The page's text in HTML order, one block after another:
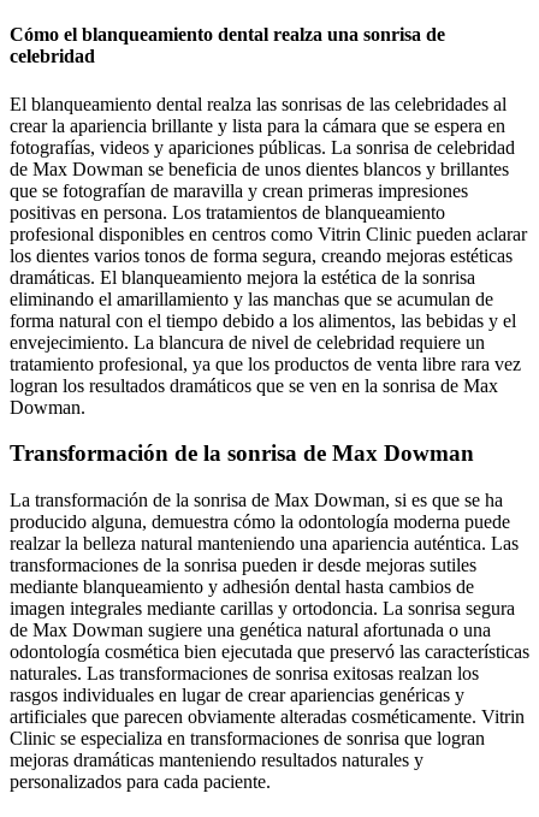
Cómo el blanqueamiento dental realza una sonrisa de
celebridad
El blanqueamiento dental realza las sonrisas de las celebridades al
crear la apariencia brillante y lista para la cámara que se espera en
fotografías, videos y apariciones públicas. La sonrisa de celebridad
de Max Dowman se beneficia de unos dientes blancos y brillantes
que se fotografían de maravilla y crean primeras impresiones
positivas en persona. Los tratamientos de blanqueamiento
profesional disponibles en centros como Vitrin Clinic pueden aclarar
los dientes varios tonos de forma segura, creando mejoras estéticas
dramáticas. El blanqueamiento mejora la estética de la sonrisa
eliminando el amarillamiento y las manchas que se acumulan de
forma natural con el tiempo debido a los alimentos, las bebidas y el
envejecimiento. La blancura de nivel de celebridad requiere un
tratamiento profesional, ya que los productos de venta libre rara vez
logran los resultados dramáticos que se ven en la sonrisa de Max
Dowman.
Transformación de la sonrisa de Max Dowman
La transformación de la sonrisa de Max Dowman, si es que se ha
producido alguna, demuestra cómo la odontología moderna puede
realzar la belleza natural manteniendo una apariencia auténtica. Las
transformaciones de la sonrisa pueden ir desde mejoras sutiles
mediante blanqueamiento y adhesión dental hasta cambios de
imagen integrales mediante carillas y ortodoncia. La sonrisa segura
de Max Dowman sugiere una genética natural afortunada o una
odontología cosmética bien ejecutada que preservó las características
naturales. Las transformaciones de sonrisa exitosas realzan los
rasgos individuales en lugar de crear apariencias genéricas y
artificiales que parecen obviamente alteradas cosméticamente. Vitrin
Clinic se especializa en transformaciones de sonrisa que logran
mejoras dramáticas manteniendo resultados naturales y
personalizados para cada paciente.